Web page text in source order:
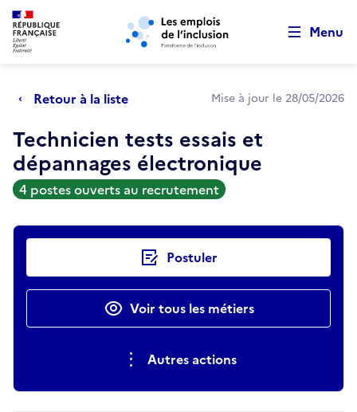
Aller au menu principal Aller au contenu principal
Menu
Retour à la liste Mise à jour le 28/05/2026
Technicien tests essais et
dépannages électronique
4 postes ouverts au recrutement
Actions rapides Postuler
Voir tous les métiers
Autres actions
Retour au début de la page
Panneau de gestion des cookies